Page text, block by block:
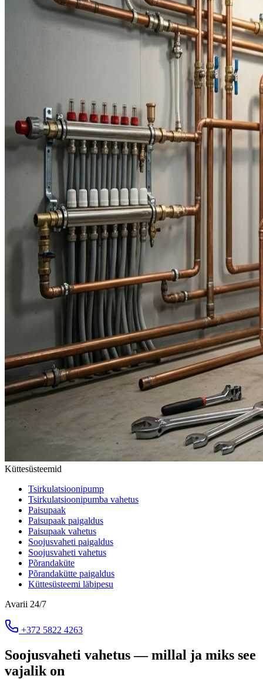
Küttesüsteemid
Tsirkulatsioonipump
Tsirkulatsioonipumba vahetus
Paisupaak
Paisupaak paigaldus
Paisupaak vahetus
Soojusvaheti paigaldus
Soojusvaheti vahetus
Põrandaküte
Põrandakütte paigaldus
Küttesüsteemi läbipesu
Avarii 24/7
+372 5822 4263
Soojusvaheti vahetus — millal ja miks see
vajalik on